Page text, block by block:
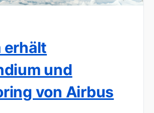
erhält
und
von Airbus